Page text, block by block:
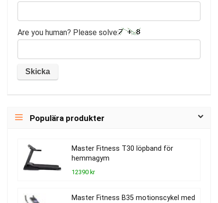
Are you human? Please solve:
Populära produkter
Master Fitness T30 löpband för
hemmagym
12390 kr
Master Fitness B35 motionscykel med